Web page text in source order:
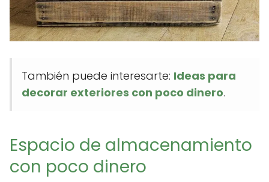
También puede interesarte: Ideas para
decorar exteriores con poco dinero.
Espacio de almacenamiento
con poco dinero